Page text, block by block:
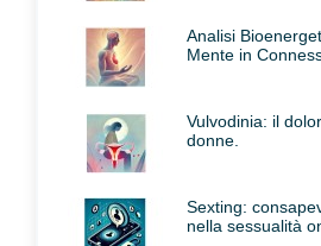
Analisi
Mente in
Vulvodinia: il
donne.
Sexting:
nella sessualità